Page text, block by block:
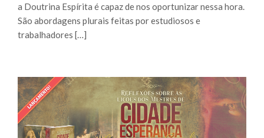
a Doutrina Espírita é capaz de nos oportunizar nessa hora.
São abordagens plurais feitas por estudiosos e
trabalhadores […]